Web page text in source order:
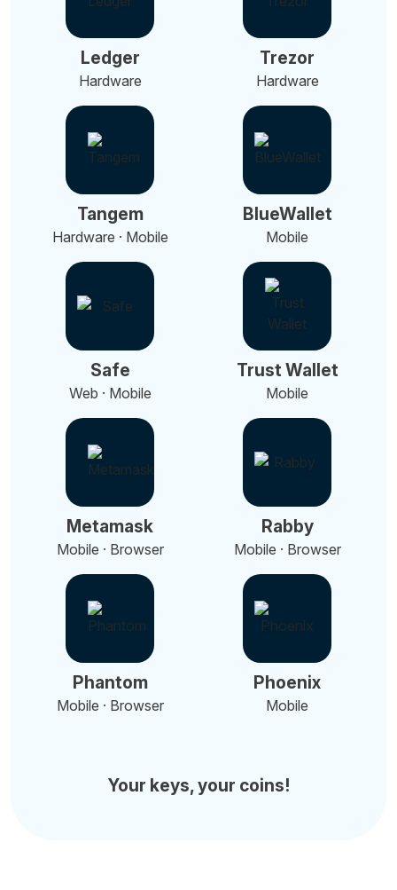
Ledger
Hardware
Trezor
Hardware
Tangem
Hardware · Mobile
BlueWallet
Mobile
Safe
Web · Mobile
Trust Wallet
Mobile
Metamask
Mobile · Browser
Rabby
Mobile · Browser
Phantom
Mobile · Browser
Phoenix
Mobile
Your keys, your coins!